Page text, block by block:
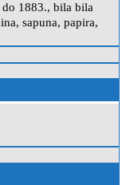
1883., bila bila
sapuna, papira,